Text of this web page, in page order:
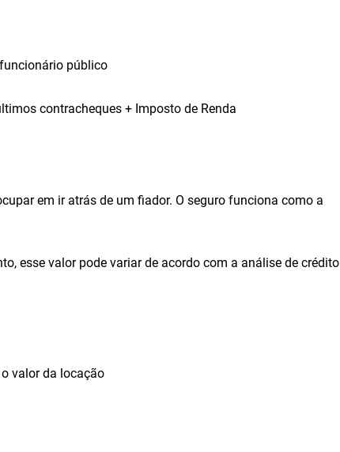
público
contracheques + Imposto de Renda
em ir atrás de um fiador. O seguro funciona como a
esse valor pode variar de acordo com a análise de crédito
valor da locação